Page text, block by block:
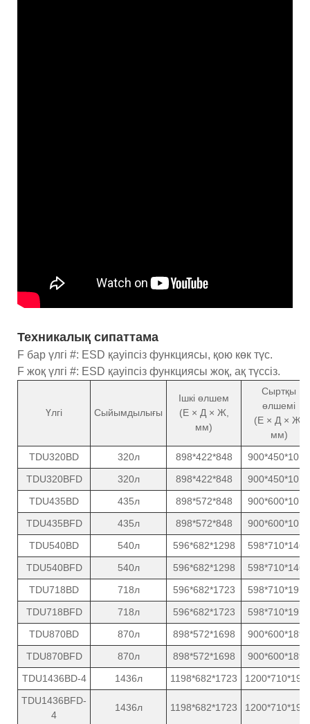
Техникалық сипаттама
F бар үлгі #: ESD қауіпсіз функциясы, қою көк түс.
F жоқ үлгі #: ESD қауіпсіз функциясы жоқ, ақ түссіз.
Үлгі Сыйымдылығы
Ішкі өлшем
(Е × Д × Ж,
мм)
Сыртқы
өлшемі
(Е × Д × Ж,
мм)
TDU320BD
320л 898*422*848
900*450*1010
TDU320BFD
320л 898*422*848
900*450*1010
TDU435BD
435л 898*572*848
900*600*1010
TDU435BFD
435л 898*572*848
900*600*1010
TDU540BD
540л 596*682*1298
598*710*1465
TDU540BFD
540л 596*682*1298
598*710*1465
TDU718BD
718л 596*682*1723
598*710*1910
TDU718BFD
718л 596*682*1723
598*710*1910
TDU870BD
870л 898*572*1698
900*600*1890
TDU870BFD
870л 898*572*1698
900*600*1890
TDU1436BD-4
1436л 1198*682*1723
TDU1436BFD-
4
1436л 1198*682*1723